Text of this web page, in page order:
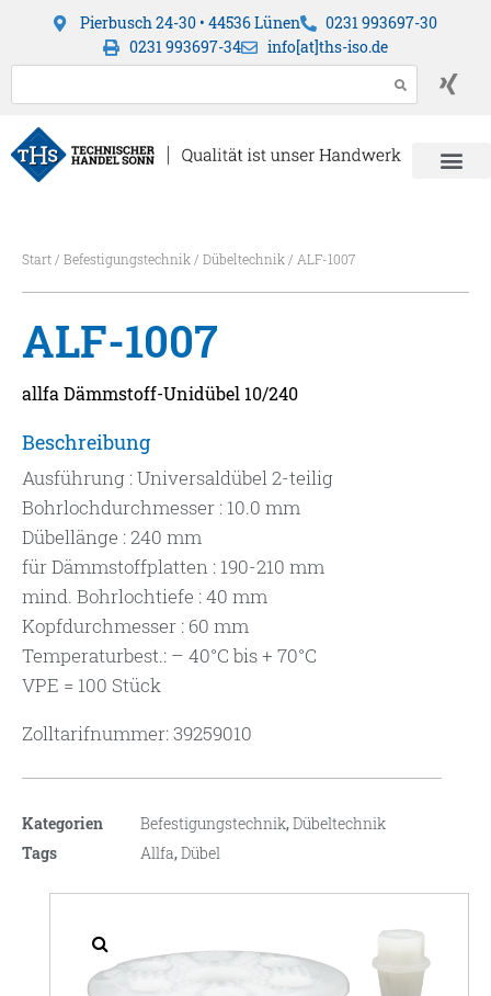
Pierbusch 24-30 • 44536 Lünen
0231 993697-30
0231 993697-34
info[at]ths-iso.de
Start/ Befestigungstechnik/ Dübeltechnik/ ALF-1007
ALF-1007
allfa Dämmstoff-Unidübel 10/240
Beschreibung
Ausführung : Universaldübel 2-teilig
Bohrlochdurchmesser : 10.0 mm
Dübellänge : 240 mm
für Dämmstoffplatten : 190-210 mm
mind. Bohrlochtiefe : 40 mm
Kopfdurchmesser : 60 mm
Temperaturbest.: – 40°C bis + 70°C
VPE = 100 Stück
Zolltarifnummer: 39259010
Kategorien Befestigungstechnik,Dübeltechnik
Tags
Allfa,Dübel